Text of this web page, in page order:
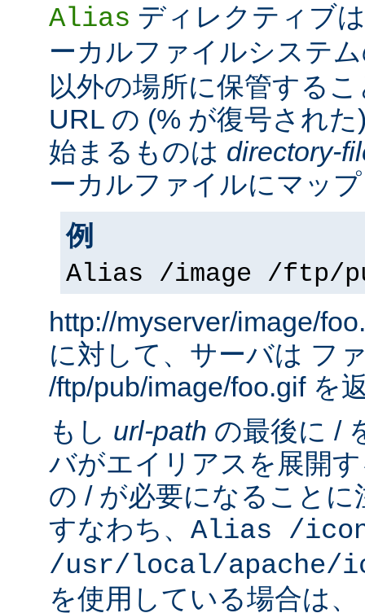
Alias ディレクティブ
ーカルファイルシステ
以外の場所に保管する
URL の (% が復号され
始まるものは directory-
ーカルファイルにマッ
例
Alias /image /ftp/
http://myserver/image/
に対して、サーバは フ
/ftp/pub/image/foo.gif を
もし url-path の最後に /
バがエイリアスを展開
の / が必要になること
すなわち、 Alias /
/usr/local/apache/
を使用している場合は、